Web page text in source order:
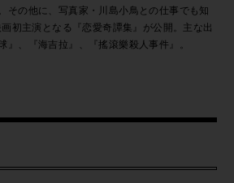
その他に、写真家・川島小鳥との仕事でも知
初主演となる『恋愛奇譚集』が公開。主な出
』、『海吉拉』、『搖滾樂殺人事件』。